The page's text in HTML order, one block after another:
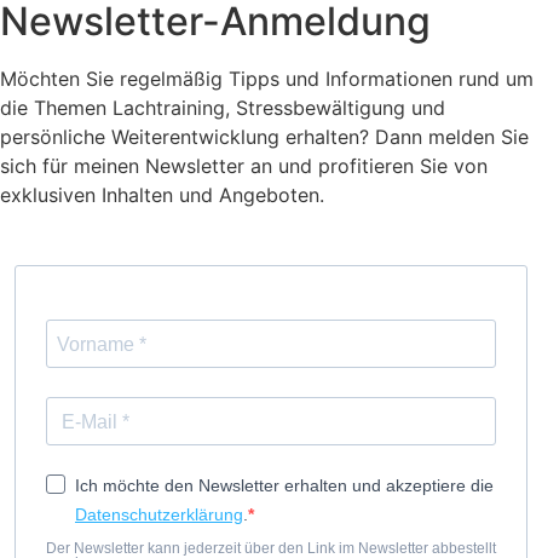
Newsletter-Anmeldung
Möchten Sie regelmäßig Tipps und Informationen rund um
die Themen Lachtraining, Stressbewältigung und
persönliche Weiterentwicklung erhalten? Dann melden Sie
sich für meinen Newsletter an und profitieren Sie von
exklusiven Inhalten und Angeboten.
Ich möchte den Newsletter erhalten und akzeptiere die
Datenschutzerklärung
Der Newsletter kann jederzeit über den Link im Newsletter abbestellt